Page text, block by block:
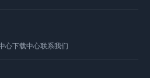
心下载中心联系我们